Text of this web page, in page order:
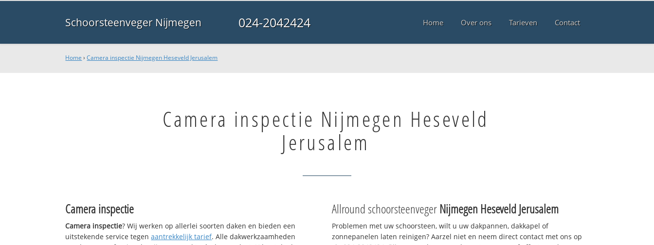
Schoorsteenveger Nijmegen 024-2042424 Home Over ons Tarieven Contact
Home ›Camera inspectie Nijmegen Heseveld Jerusalem
Camera inspectie Nijmegen Heseveld
Jerusalem
Camera inspectie
Camera inspectie? Wij werken op allerlei soorten daken en bieden een
uitstekende service tegenaantrekkelijk tarief. Alle dakwerkzaamheden
Allround schoorsteenveger Nijmegen Heseveld Jerusalem
Problemen met uw schoorsteen, wilt u uw dakpannen, dakkapel of
zonnepanelen laten reinigen? Aarzel niet en neem direct contact met ons op